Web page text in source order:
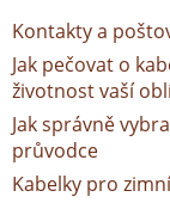
Kontakty a
Jak pečovat o
životnost vaší
Jak správně
průvodce
Kabelky pro